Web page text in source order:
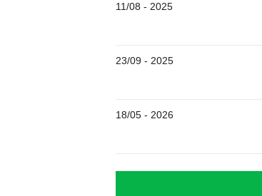
11/08 - 2025
23/09 - 2025
18/05 - 2026